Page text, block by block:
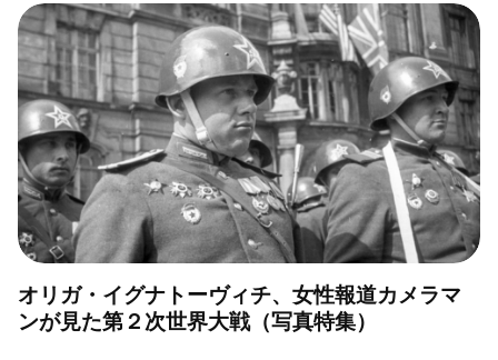
オリガ・イグナトーヴィチ、女性報道カメラマ
ンが見た第２次世界大戦（写真特集）